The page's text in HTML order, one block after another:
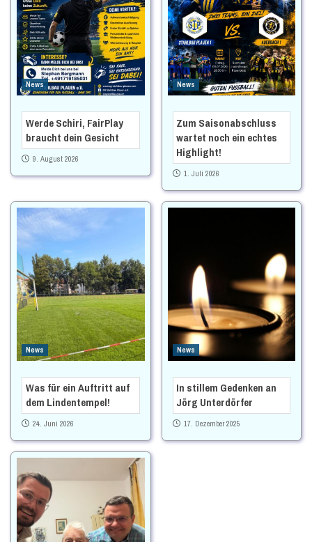
News
Werde Schiri, FairPlay
braucht dein Gesicht
9. August 2026
News
Zum Saisonabschluss
wartet noch ein echtes
Highlight!
1. Juli 2026
News
Was für ein Auftritt auf
dem Lindentempel!
24. Juni 2026
News
In stillem Gedenken an
Jörg Unterdörfer
17. Dezember 2025